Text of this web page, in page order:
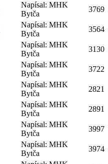
Napísal: MHK
Bytča
3769
Napísal: MHK
Bytča
3564
Napísal: MHK
Bytča
3130
Napísal: MHK
Bytča
3722
Napísal: MHK
Bytča
2821
Napísal: MHK
Bytča
2891
Napísal: MHK
Bytča
3997
Napísal: MHK
Bytča
3974